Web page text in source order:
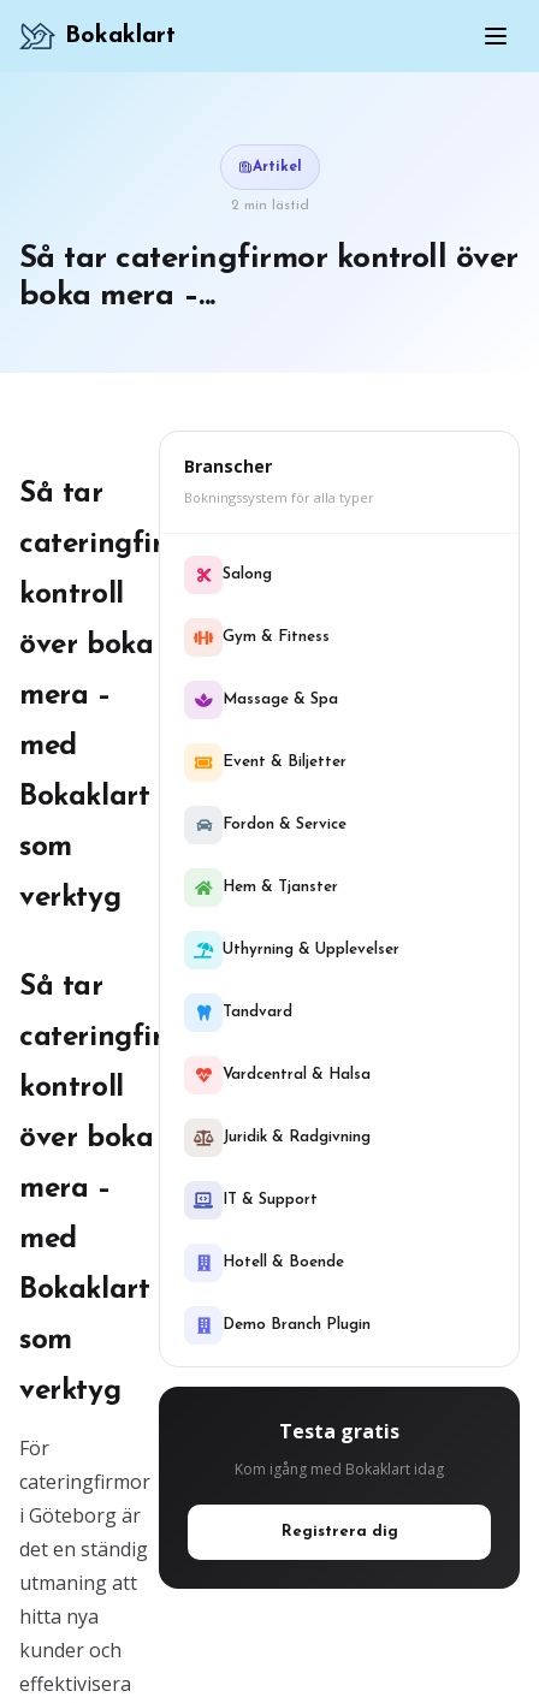
Bokaklart
Artikel
2 min lästid
Så tar cateringfirmor kontroll över
boka mera –...
Så tar
cateringfirmor
kontroll
över boka
mera –
med
Bokaklart
som
verktyg
Så tar
cateringfirmor
kontroll
över boka
mera –
med
Bokaklart
som
verktyg
För
cateringfirmor
i Göteborg är
det en ständig
utmaning att
hitta nya
kunder och
effektivisera
Branscher
Bokningssystem för alla typer
Salong
Gym & Fitness
Massage & Spa
Event & Biljetter
Fordon & Service
Hem & Tjanster
Uthyrning & Upplevelser
Tandvard
Vardcentral & Halsa
Juridik & Radgivning
IT & Support
Hotell & Boende
Demo Branch Plugin
Testa gratis
Kom igång med Bokaklart idag
Registrera dig